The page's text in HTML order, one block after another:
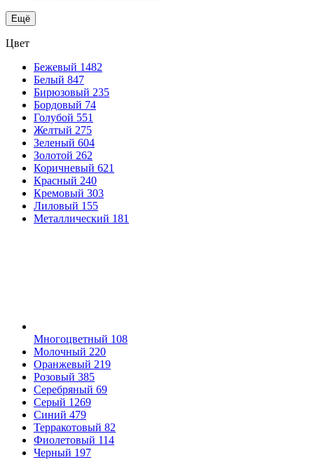
Ещё
Цвет
Бежевый 1482
Белый 847
Бирюзовый 235
Бордовый 74
Голубой 551
Желтый 275
Зеленый 604
Золотой 262
Коричневый 621
Красный 240
Кремовый 303
Лиловый 155
Металлический 181
Многоцветный 108
Молочный 220
Оранжевый 219
Розовый 385
Серебряный 69
Серый 1269
Синий 479
Терракотовый 82
Фиолетовый 114
Черный 197